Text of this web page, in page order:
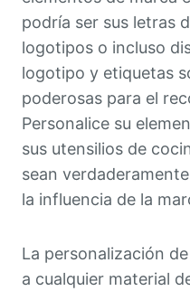
podría ser sus letras
logotipos o incluso
logotipo y etiquetas
poderosas para el
Personalice su
sus utensilios de
sean
la influencia de la
La personalización
a cualquier material